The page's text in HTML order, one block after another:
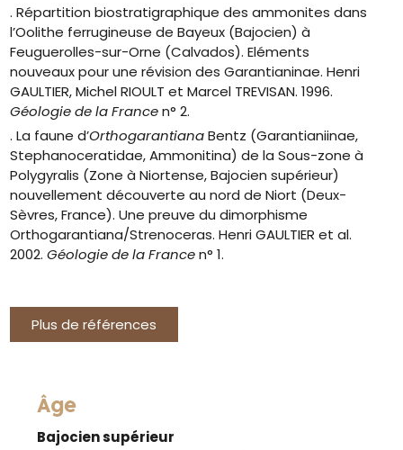
. Répartition biostratigraphique des ammonites dans
l’Oolithe ferrugineuse de Bayeux (Bajocien) à
Feuguerolles-sur-Orne (Calvados). Eléments
nouveaux pour une révision des Garantianinae. Henri
GAULTIER, Michel RIOULT et Marcel TREVISAN. 1996.
Géologie de la Francen° 2.
. La faune d’OrthogarantianaBentz (Garantianiinae,
Stephanoceratidae, Ammonitina) de la Sous-zone à
Polygyralis (Zone à Niortense, Bajocien supérieur)
nouvellement découverte au nord de Niort (Deux-
Sèvres, France). Une preuve du dimorphisme
Orthogarantiana/Strenoceras. Henri GAULTIER et al.
2002.Géologie de la Francen° 1.
Plus de références
Âge
Bajocien supérieur